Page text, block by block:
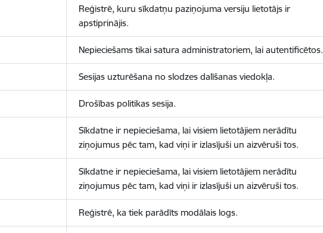
Reģistrē, kuru sīkdatņu paziņojuma versiju lietotājs ir
apstiprinājis.
Nepieciešams tikai satura administratoriem, lai autentificētos.
Sesijas uzturēšana no slodzes dalīšanas viedokļa.
Drošības politikas sesija.
Sīkdatne ir nepieciešama, lai visiem lietotājiem nerādītu
ziņojumus pēc tam, kad viņi ir izlasījuši un aizvēruši tos.
Sīkdatne ir nepieciešama, lai visiem lietotājiem nerādītu
ziņojumus pēc tam, kad viņi ir izlasījuši un aizvēruši tos.
Reģistrē, ka tiek parādīts modālais logs.